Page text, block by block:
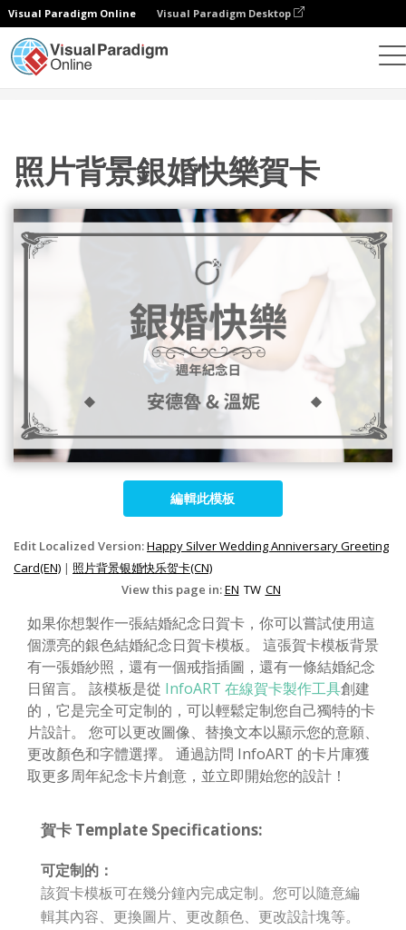
Visual Paradigm Online Visual Paradigm Desktop
照片背景銀婚快樂賀卡
編輯此模板
Edit Localized Version:Happy Silver Wedding Anniversary Greeting
Card(EN) | 照片背景银婚快乐贺卡(CN)
View this page in:EN TW CN
如果你想製作一張結婚紀念日賀卡，你可以嘗試使用這
個漂亮的銀色結婚紀念日賀卡模板。 這張賀卡模板背景
有一張婚紗照，還有一個戒指插圖，還有一條結婚紀念
日留言。 該模板是從 InfoART 在線賀卡製作工具創建
的，它是完全可定制的，可以輕鬆定制您自己獨特的卡
片設計。 您可以更改圖像、替換文本以顯示您的意願、
更改顏色和字體選擇。 通過訪問 InfoART 的卡片庫獲
取更多周年紀念卡片創意，並立即開始您的設計！
賀卡 Template Specifications:
可定制的：
該賀卡模板可在幾分鐘內完成定制。您可以隨意編
輯其內容、更換圖片、更改顏色、更改設計塊等。